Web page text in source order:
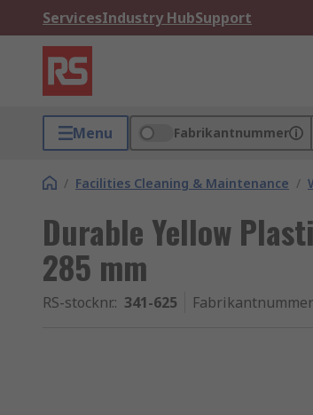
ServicesIndustry HubSupport
Menu Fabrikantnummer
/ Facilities Cleaning & Maintenance /
Durable Yellow
285 mm
RS-stocknr.: 341-625 Fabrikantnummer